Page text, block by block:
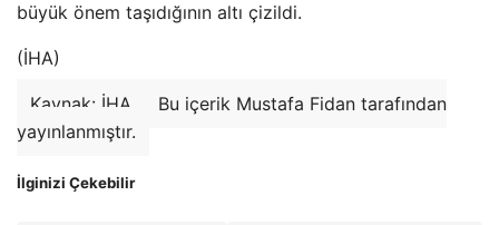
büyük önem taşıdığının altı çizildi.
(İHA)
Kaynak: İHA
Bu içerik Mustafa Fidan tarafından
yayınlanmıştır.
İlginizi Çekebilir